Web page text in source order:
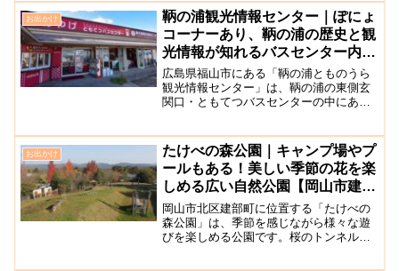
は昭和30年代、4つの映画館があったと言
われており、光劇...
お出かけ
鞆の浦観光情報センター｜ぽにょ
コーナーあり、鞆の浦の歴史と観
光情報が知れるバスセンター内施
設【広島県福山市】
広島県福山市にある「鞆の浦とものうら
観光情報センター」は、鞆の浦の東側玄
関口・ともてつバスセンターの中にあり
ンフレットなどが置かれており、観光地
探しに迷った際に役立ちま...
お出かけ
たけべの森公園｜キャンプ場やプ
ールもある！美しい季節の花を楽
しめる広い自然公園【岡山市建
部】
岡山市北区建部町に位置する「たけべの
森公園」は、季節を感じながら様々な遊
びを楽しめる公園です。桜のトンネルを